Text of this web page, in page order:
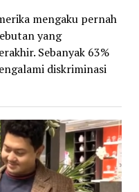
mengaku pernah
yang
Sebanyak 63%
diskriminasi